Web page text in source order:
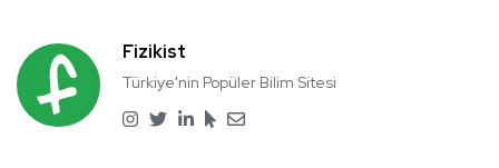
Fizikist
Türkiye'nin Popüler Bilim Sitesi